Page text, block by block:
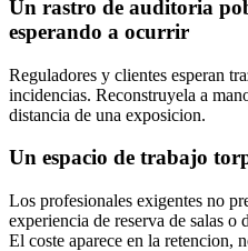
Un rastro de auditoria
esperando a ocurrir
Reguladores y clientes esperan
incidencias. Reconstruyela a
distancia de una exposicion.
Un espacio de trabajo
Los profesionales exigentes no
experiencia de reserva de salas o
El coste aparece en la retencion,